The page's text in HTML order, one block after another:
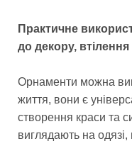
Практичне
до декору,
Орнаменти можна
життя, вони є
створення краси та
виглядають на